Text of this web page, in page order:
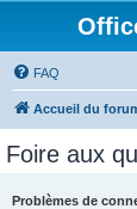
FAQ
Accueil du
Foire aux
Problèmes de